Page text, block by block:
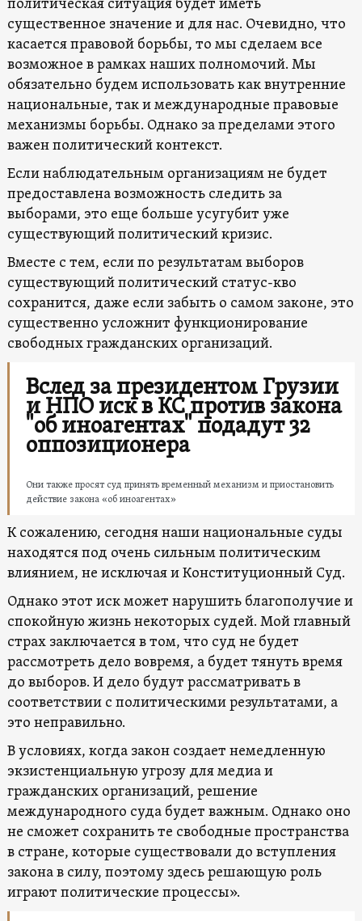
политическая ситуация будет иметь
существенное значение и для нас. Очевидно, что
касается правовой борьбы, то мы сделаем все
возможное в рамках наших полномочий. Мы
обязательно будем использовать как внутренние
национальные, так и международные правовые
механизмы борьбы. Однако за пределами этого
важен политический контекст.
Если наблюдательным организациям не будет
предоставлена ​​возможность следить за
выборами, это еще больше усугубит уже
существующий политический кризис.
Вместе с тем, если по результатам выборов
существующий политический статус-кво
сохранится, даже если забыть о самом законе, это
существенно усложнит функционирование
свободных гражданских организаций.
Вслед за президентом Грузии
и НПО иск в КС против закона
"об иноагентах" подадут 32
оппозиционера
Они также просят суд принять временный механизм и приостановить
действие закона «об иноагентах»
К сожалению, сегодня наши национальные суды
находятся под очень сильным политическим
влиянием, не исключая и Конституционный Суд.
Однако этот иск может нарушить благополучие и
спокойную жизнь некоторых судей. Мой главный
страх заключается в том, что суд не будет
рассмотреть дело вовремя, а будет тянуть время
до выборов. И дело будут рассматривать в
соответствии с политическими результатами, а
это неправильно.
В условиях, когда закон создает немедленную
экзистенциальную угрозу для медиа и
гражданских организаций, решение
международного суда будет важным. Однако оно
не сможет сохранить те свободные пространства
в стране, которые существовали до вступления
закона в силу, поэтому здесь решающую роль
играют политические процессы».